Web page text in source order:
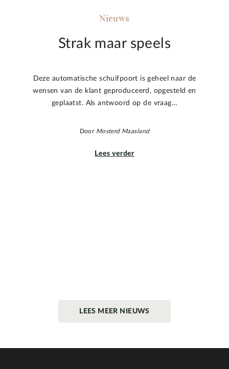
Nieuws
Strak maar speels
Deze automatische schuifpoort is geheel naar de
wensen van de klant geproduceerd, opgesteld en
geplaatst. Als antwoord op de vraag…
Door Mosterd Maasland
Lees verder
LEES MEER NIEUWS